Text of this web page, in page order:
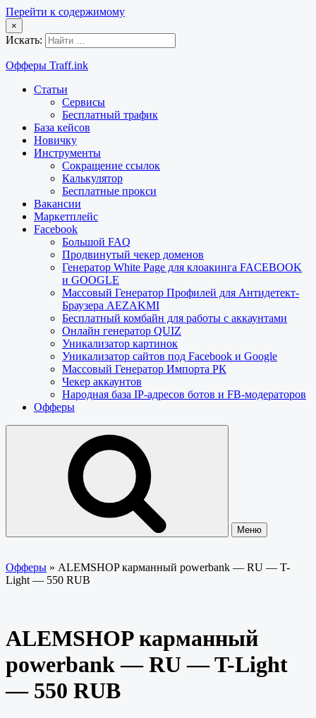
Перейти к содержимому
×
Искать:
Офферы Traff.ink
Статьи
Сервисы
Бесплатный трафик
База кейсов
Новичку
Инструменты
Сокращение ссылок
Калькулятор
Бесплатные прокси
Вакансии
Маркетплейс
Facebook
Большой FAQ
Продвинутый чекер доменов
Генератор White Page для клоакинга FACEBOOK
и GOOGLE
Массовый Генератор Профилей для Антидетект-
Браузера AEZAKMI
Бесплатный комбайн для работы с аккаунтами
Онлайн генератор QUIZ
Уникализатор картинок
Уникализатор сайтов под Facebook и Google
Массовый Генератор Импорта РК
Чекер аккаунтов
Народная база IP-адресов ботов и FB-модераторов
Офферы
Меню
Офферы » ALEMSHOP карманный powerbank — RU — T-
Light — 550 RUB
ALEMSHOP карманный
powerbank — RU — T-Light
— 550 RUB